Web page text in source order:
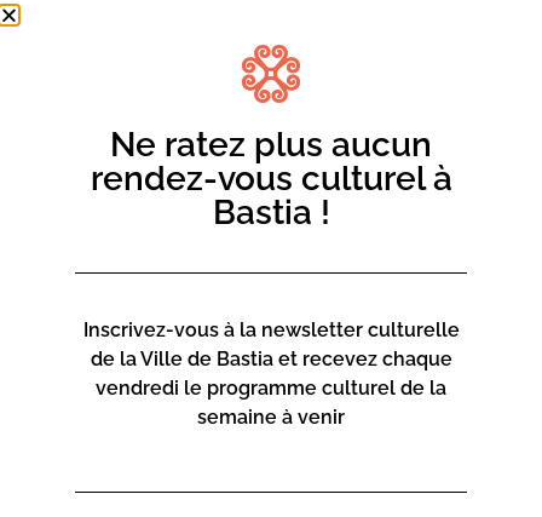
Ne ratez plus aucun
rendez-vous culturel à
Bastia !
Inscrivez-vous à la newsletter culturelle
de la Ville de Bastia et recevez chaque
vendredi le programme culturel de la
semaine à venir